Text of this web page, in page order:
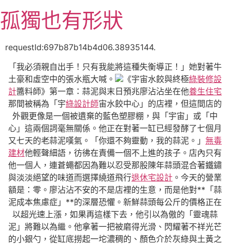
至
主
孤獨也有形狀
requestId:697b87b14b4d06.38935144.
「我必須親自出手！只有我能將這種失衡導正！」她對著牛
土豪和虛空中的張水瓶大喊。
《宇宙水餃與終極綠裝修設
計醬料師》第一章：蒜泥與末日預兆廖沾沾坐在他養生住宅
那間被稱為「宇綠設計師宙水餃中心」的店裡，但這間店的
外觀更像是一個被遺棄的藍色塑膠棚，與「宇宙」或「中
心」這兩個詞毫無關係。他正在對著一缸已經發酵了七個月
又七天的老蒜泥嘆氣。「你還不夠靈動，我的蒜泥。」 無毒
建材他輕聲細語，彷彿在責備一個不上進的孩子。店內只有
他一個人，連蒼蠅都因為難以忍受那股陳年蒜頭混合著鐵鏽
與淡淡絕望的味道而選擇繞道飛行退休宅設計 。今天的營業
額是：零。廖沾沾不安的不是店裡的生意，而是他對**「蒜
泥成本焦慮症」**的深層恐懼。新鮮蒜頭每公斤的價格正在
以超光速上漲，如果再這樣下去，他引以為傲的「靈魂蒜
泥」將難以為繼。他拿著一把被磨得光滑、閃耀著不祥光芒
的小銀勺，從缸底撈起一坨濃稠的、顏色介於灰綠與土黃之